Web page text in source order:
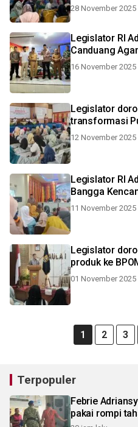
28 November 2025
Legislator RI
Canduang
16 November 2025
Legislator
transformasi
12 November 2025
Legislator RI
Bangga
11 November 2025
Legislator
produk ke
01 November 2025
1 2 3
Terpopuler
Febrie
pakai rompi